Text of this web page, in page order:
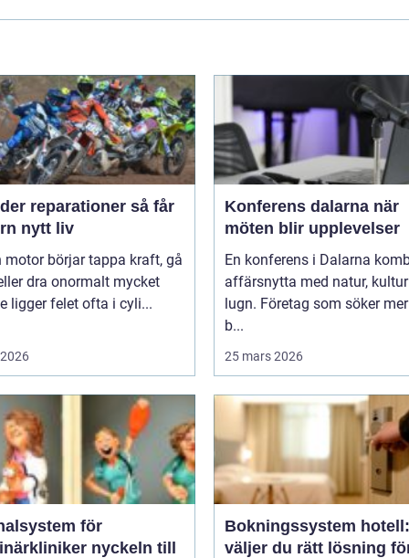
reparationer så får
nytt liv
motor börjar tappa kraft, gå
dra onormalt mycket
ligger felet ofta i cyli...
Konferens dalarna när
möten blir upplevelser
En konferens i Dalarna
affärsnytta med natur,
lugn. Företag som söker
b...
25 mars 2026
för
nyckeln till
Bokningssystem
väljer du rätt lösning